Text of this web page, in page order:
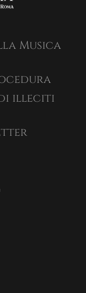
Musica
illeciti